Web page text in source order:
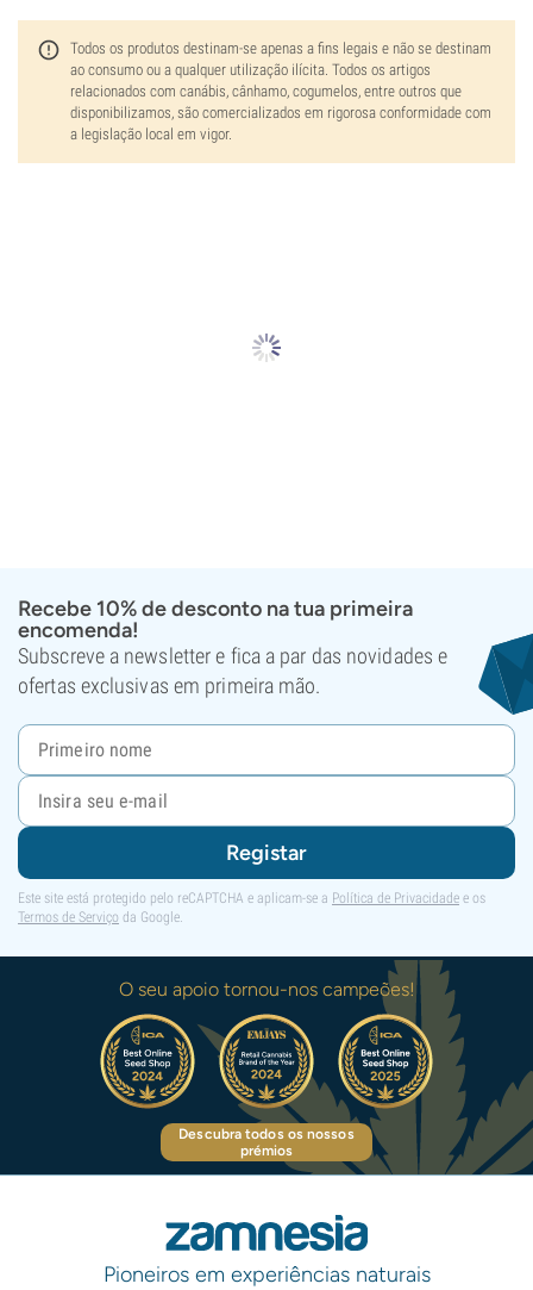
Todos os produtos destinam-se apenas a fins legais e não se destinam
ao consumo ou a qualquer utilização ilícita. Todos os artigos
relacionados com canábis, cânhamo, cogumelos, entre outros que
disponibilizamos, são comercializados em rigorosa conformidade com
a legislação local em vigor.
Recebe 10% de desconto na tua primeira
encomenda!
Subscreve a newsletter e fica a par das novidades e
ofertas exclusivas em primeira mão.
Registar
Este site está protegido pelo reCAPTCHA e aplicam-se a Política de Privacidade e os
Termos de Serviço da Google.
O seu apoio tornou-nos campeões!
Descubra todos os nossos
prémios
Pioneiros em experiências naturais